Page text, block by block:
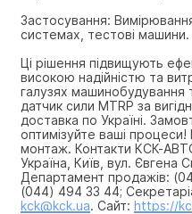
Застосування:
системах, тестові машини.
Ці рішення підвищують
високою надійністю та
галузях машинобудування
датчик сили MTRP за
доставка по Україні.
оптимізуйте ваші процеси!
монтаж. Контакти КСК-
Україна, Київ, вул.
Департамент продажів:
(044) 494 33 44;
kck@kck.ua. Сайт: https://